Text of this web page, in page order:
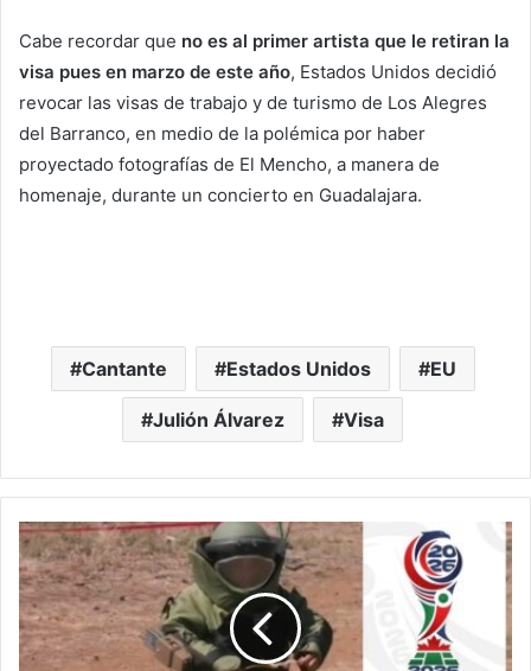
Cabe recordar que no es al primer artista que le retiran la
visa pues en marzo de este año, Estados Unidos decidió
revocar las visas de trabajo y de turismo de Los Alegres
del Barranco, en medio de la polémica por haber
proyectado fotografías de El Mencho, a manera de
homenaje, durante un concierto en Guadalajara.
Cantante Estados Unidos EU
Julión Álvarez Visa
Gracias
A
Su
Experiencia
En
Explosivos,